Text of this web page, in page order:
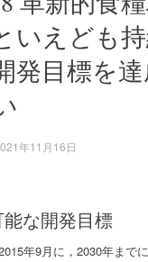
いえども
発目標を達
年11月16日
な開発目標
年9月に，2030年まで